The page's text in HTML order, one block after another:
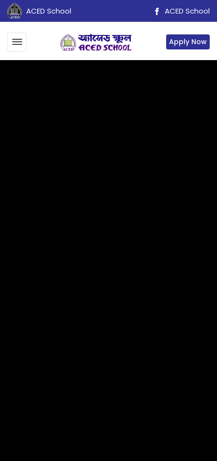
ACED School ACED School
Apply Now